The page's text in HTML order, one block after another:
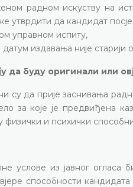
радном искуству на
утврдити да кандидат
управном испиту,
издавања није старији
да буду оригинали или
су да прије заснивања
за које је предвиђена
физички и психички
услове из јавног
способности